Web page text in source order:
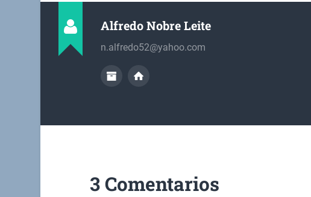
Alfredo Nobre Leite
n.alfredo52@yahoo.com
3 Comentarios